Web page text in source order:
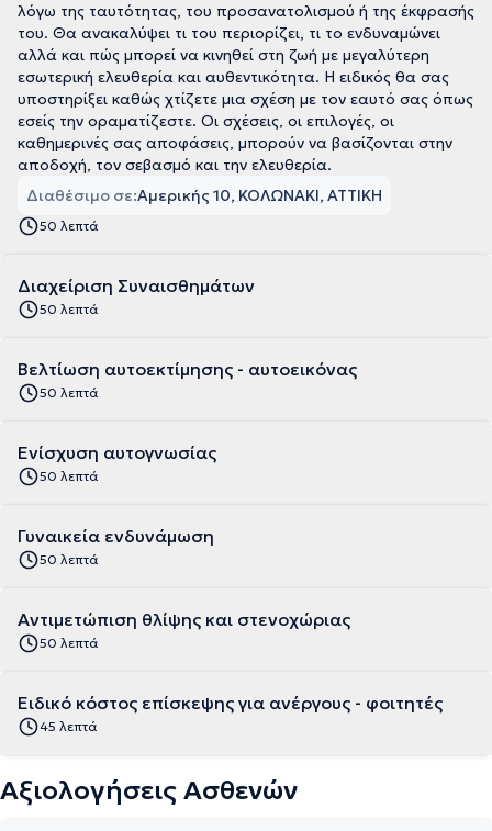
λόγω της ταυτότητας, του προσανατολισμού ή της έκφρασής
του. Θα ανακαλύψει τι του περιορίζει, τι το ενδυναμώνει
αλλά και πώς μπορεί να κινηθεί στη ζωή με μεγαλύτερη
εσωτερική ελευθερία και αυθεντικότητα. Η ειδικός θα σας
υποστηρίξει καθώς χτίζετε μια σχέση με τον εαυτό σας όπως
εσείς την οραματίζεστε. Οι σχέσεις, οι επιλογές, οι
καθημερινές σας αποφάσεις, μπορούν να βασίζονται στην
αποδοχή, τον σεβασμό και την ελευθερία.
Διαθέσιμο σε:Αμερικής 10, ΚΟΛΩΝΑΚΙ, ΑΤΤΙΚΗ
50 λεπτά
Διαχείριση Συναισθημάτων
50 λεπτά
Βελτίωση αυτοεκτίμησης - αυτοεικόνας
50 λεπτά
Ενίσχυση αυτογνωσίας
50 λεπτά
Γυναικεία ενδυνάμωση
50 λεπτά
Αντιμετώπιση θλίψης και στενοχώριας
50 λεπτά
Ειδικό κόστος επίσκεψης για ανέργους - φοιτητές
45 λεπτά
Αξιολογήσεις Ασθενών